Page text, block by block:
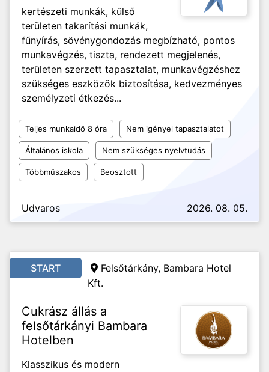
kertészeti munkák, külső
területen takarítási munkák,
fűnyírás, sövénygondozás megbízható, pontos
munkavégzés, tiszta, rendezett megjelenés,
területen szerzett tapasztalat, munkavégzéshez
szükséges eszközök biztosítása, kedvezményes
személyzeti étkezés...
Teljes munkaidő 8 óra Nem igényel tapasztalatot
Általános iskola Nem szükséges nyelvtudás
Többműszakos Beosztott
Udvaros 2026. 08. 05.
START
Felsőtárkány, Bambara Hotel
Kft.
Cukrász állás a
felsőtárkányi Bambara
Hotelben
Klasszikus és modern